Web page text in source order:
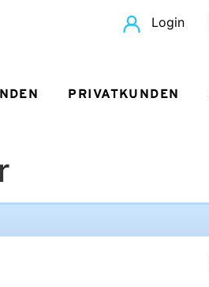
Login
PRIVATKUNDEN